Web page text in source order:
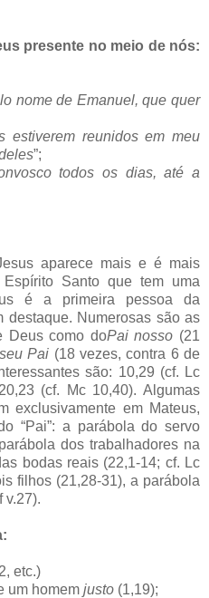
presente no meio de nós:
nome de Emanuel, que quer
estiverem reunidos em meu
”;
todos os dias, até a
aparece mais e é mais
Santo que tem uma
é a primeira pessoa da
destaque. Numerosas são as
como doPai nosso (21
Pai (18 vezes, contra 6 de
são: 10,29 (cf. Lc
20,23 (cf. Mc 10,40). Algumas
exclusivamente em Mateus,
“Pai”: a parábola do servo
dos trabalhadores na
bodas reais (22,1-14; cf. Lc
filhos (21,28-31), a parábola
v.27).
etc.)
um homem justo (1,19);